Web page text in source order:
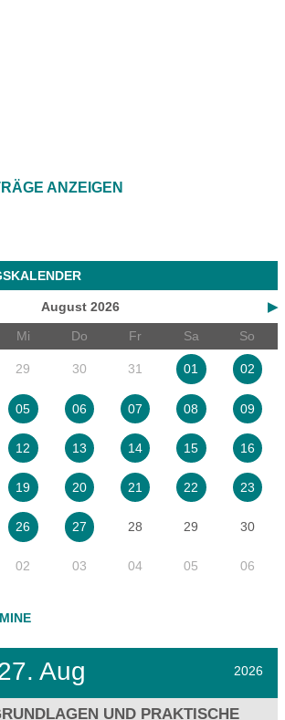
ANZEIGEN
▶
August 2026
Mi Do Fr Sa So
29 30 31 01 02
05 06 07 08 09
12 13 14 15 16
19 20 21 22 23
26 27 28 29 30
02 03 04 05 06
Aug 2026
UND PRAKTISCHE